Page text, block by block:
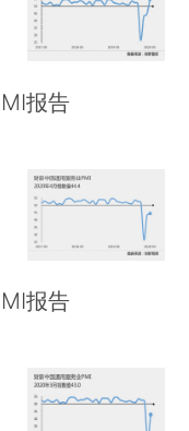
报告
报告